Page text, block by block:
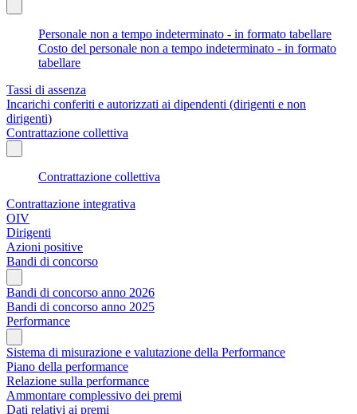
Personale non a tempo indeterminato - in formato tabellare
Costo del personale non a tempo indeterminato - in formato
tabellare
Tassi di assenza
Incarichi conferiti e autorizzati ai dipendenti (dirigenti e non
dirigenti)
Contrattazione collettiva
Contrattazione collettiva
Contrattazione integrativa
OIV
Dirigenti
Azioni positive
Bandi di concorso
Bandi di concorso anno 2026
Bandi di concorso anno 2025
Performance
Sistema di misurazione e valutazione della Performance
Piano della performance
Relazione sulla performance
Ammontare complessivo dei premi
Dati relativi ai premi